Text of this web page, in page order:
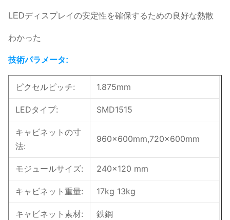
LEDディスプレイの安定性を確保するための良好な熱散
わかった
技術パラメータ:
ピクセルピッチ: 1.875mm
LEDタイプ: SMD1515
キャビネットの寸
法:
960×600mm,720×600mm
モジュールサイズ: 240×120 mm
キャビネット重量: 17kg 13kg
キャビネット素材: 鉄鋼